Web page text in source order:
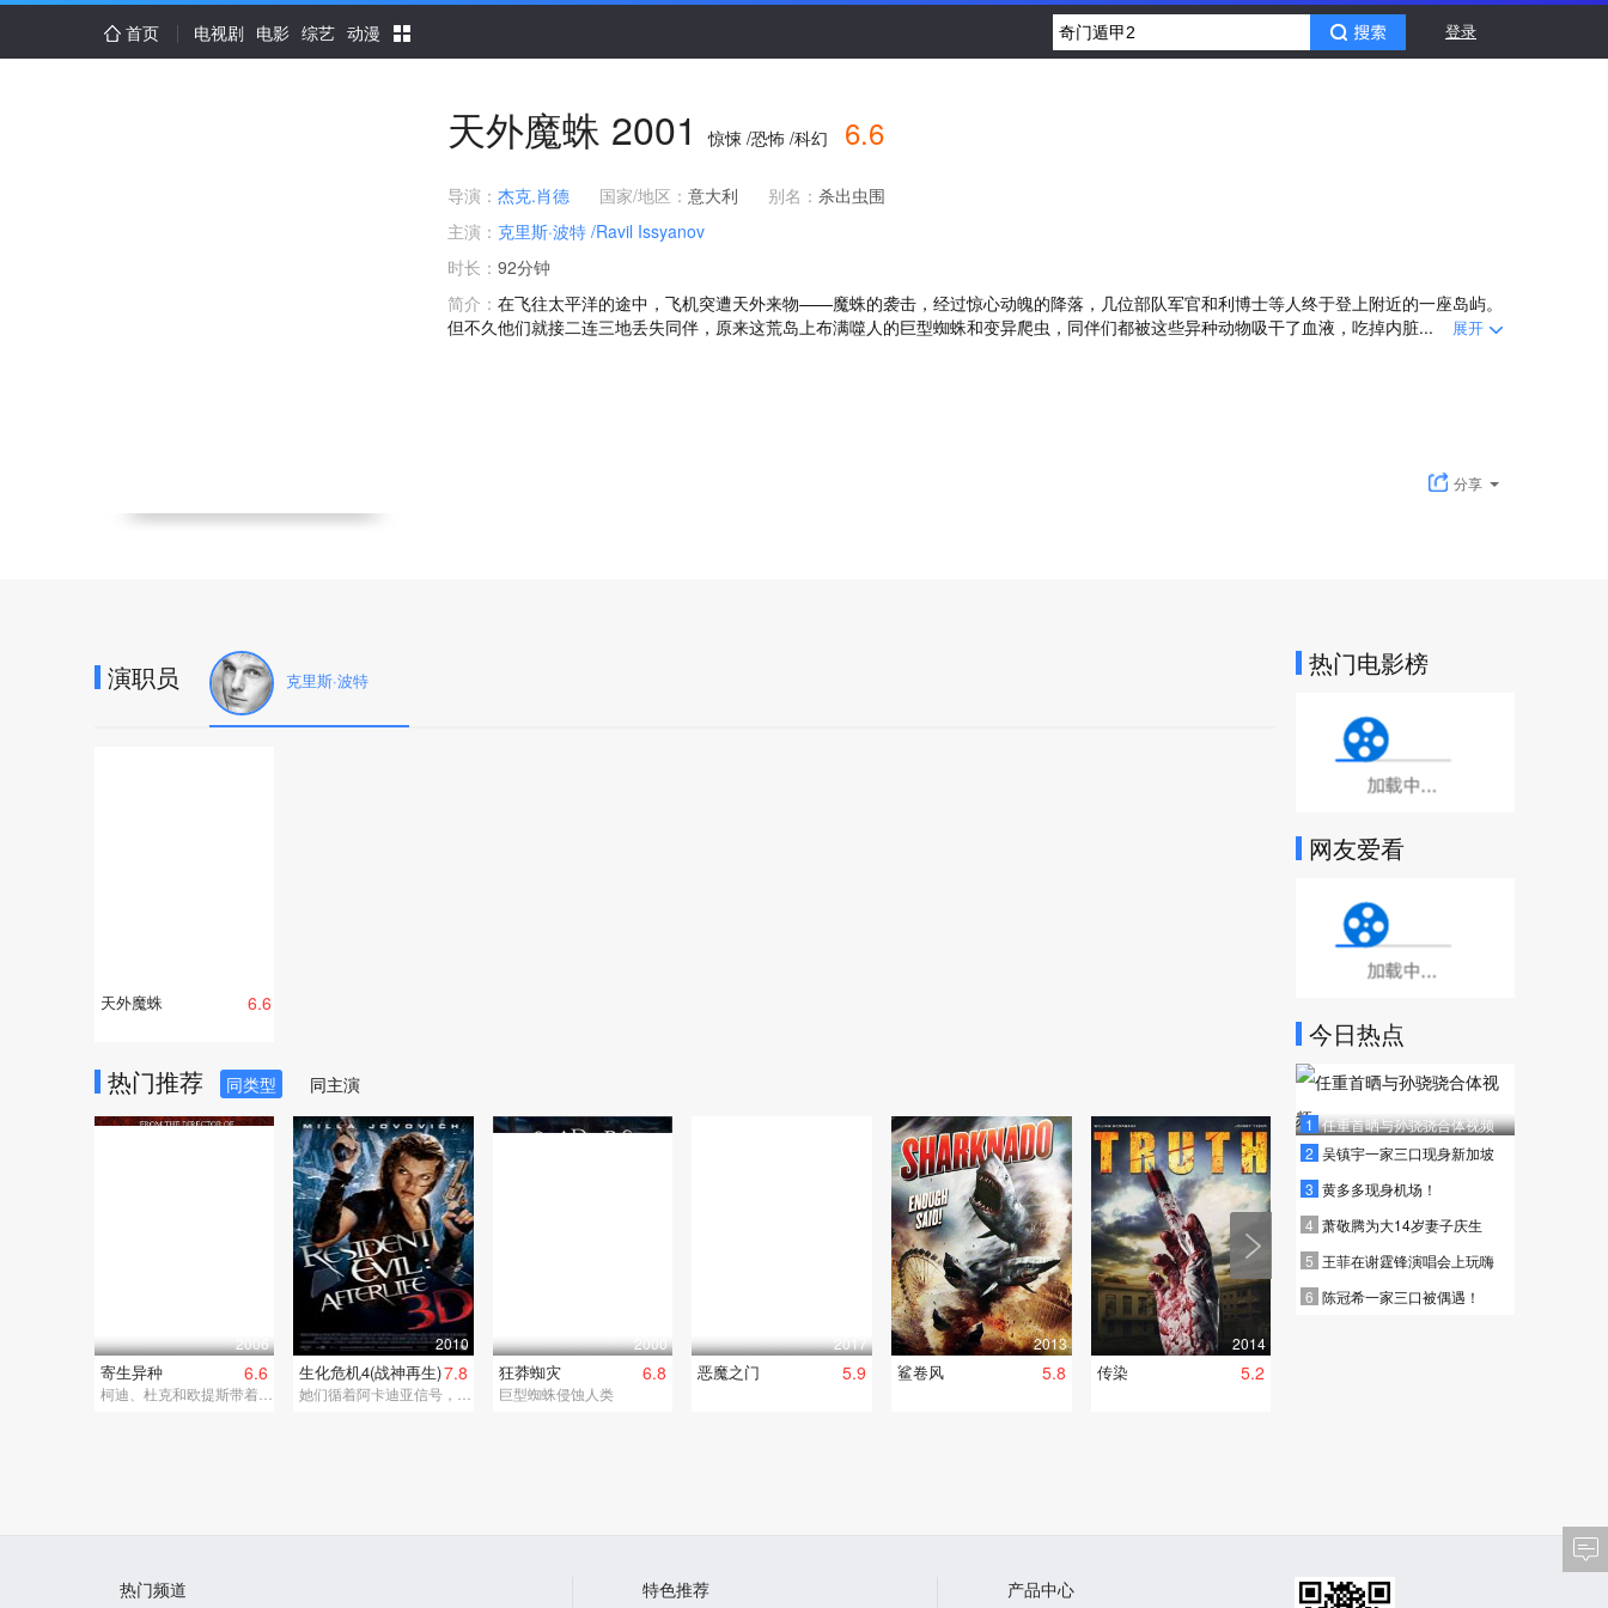
首页 电视剧 电影 综艺 动漫 登录
天外魔蛛 2001 惊悚 /恐怖 /科幻 6.6
导演： 杰克.肖德 国家/地区： 意大利 别名： 杀出虫围
主演： 克里斯·波特 /Ravil Issyanov
时长： 92分钟
简介： 在飞往太平洋的途中，飞机突遭天外来物——魔蛛的袭击，经过惊心动魄的降落，几位部队军官和利博士等人终于登上附近的一座岛屿。
但不久他们就接二连三地丢失同伴，原来这荒岛上布满噬人的巨型蜘蛛和变异爬虫，同伴们都被这些异种动物吸干了血液，吃掉内脏...
展开
分享
演职员 克里斯·波特
天外魔蛛 6.6
热门推荐 同类型 同主演
2006
寄生异种 6.6
2010
生化危机4(战神再生)7.8
2000
狂莽蜘灾 6.8
巨型蜘蛛侵蚀人类
2017
恶魔之门 5.9
2013
鲨卷风 5.8
2014
传染 5.2
热门电影榜
网友爱看
今日热点
1 任重首晒与孙骁骁合体视频
2 吴镇宇一家三口现身新加坡
3 黄多多现身机场！
4 萧敬腾为大14岁妻子庆生
5 王菲在谢霆锋演唱会上玩嗨
6 陈冠希一家三口被偶遇！
热门频道 特色推荐 产品中心